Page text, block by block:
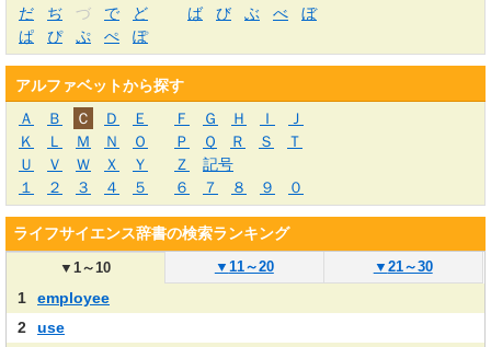
だ
ぢ づ で ど ば び ぶ べ
ぼ
ぱ
ぴ ぷ ぺ ぽ
アルファベットから探す
Ａ
Ｂ Ｃ Ｄ Ｅ Ｆ Ｇ Ｈ Ｉ
Ｊ
Ｋ
Ｌ Ｍ Ｎ Ｏ Ｐ Ｑ Ｒ Ｓ
Ｔ
Ｕ
Ｖ Ｗ Ｘ Ｙ Ｚ
記号
１
２ ３ ４ ５ ６ ７ ８ ９ ０
ライフサイエンス辞書の検索ランキング
▼1～10 ▼ 11～20 ▼ 21～30
1
employee
2
use